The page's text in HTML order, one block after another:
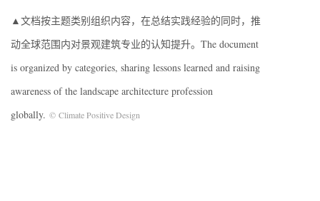
▲文档按主题类别组织内容，在总结实践经验的同时，推
动全球范围内对景观建筑专业的认知提升。The document
is organized by categories, sharing lessons learned and raising
awareness of the landscape architecture profession
globally. © Climate Positive Design